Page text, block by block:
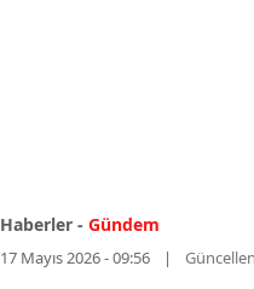
Haberler - Gündem
17 Mayıs 2026 - 09:56